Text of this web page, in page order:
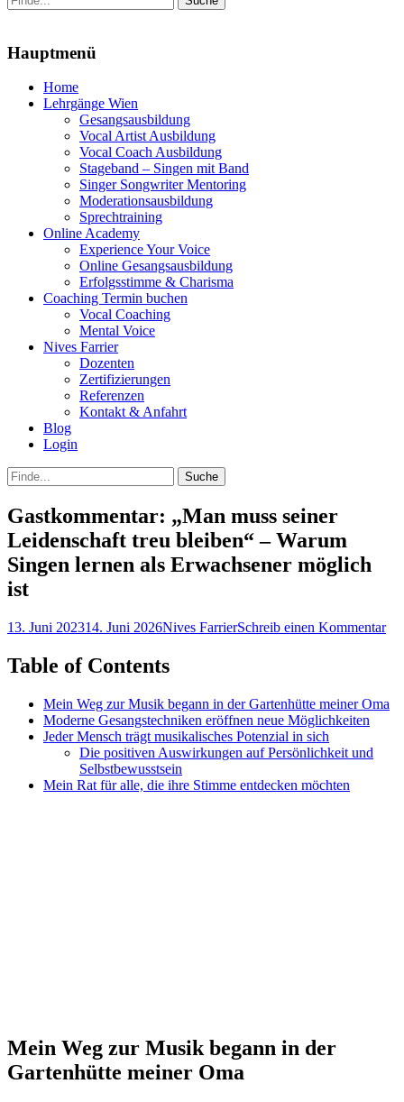
nach:
Hauptmenü
Zum
Inhalt
Home
Lehrgänge Wien
Gesangsausbildung
Vocal Artist Ausbildung
Vocal Coach Ausbildung
Stageband – Singen mit Band
Singer Songwriter Mentoring
Moderationsausbildung
Sprechtraining
Online Academy
Experience Your Voice
Online Gesangsausbildung
Erfolgsstimme & Charisma
Coaching Termin buchen
Vocal Coaching
Mental Voice
Nives Farrier
Dozenten
Zertifizierungen
Referenzen
Kontakt & Anfahrt
Blog
Login
bei
der
Suche
Suche
nach:
Gastkommentar: „Man muss seiner
Leidenschaft treu bleiben“ – Warum
Singen lernen als Erwachsener möglich
ist
Posted
13. Juni 202314. Juni 2026Autor
Nives FarrierSchreib einen Kommentar
Table of Contents
Mein Weg zur Musik begann in der Gartenhütte meiner Oma
Moderne Gesangstechniken eröffnen neue Möglichkeiten
Jeder Mensch trägt musikalisches Potenzial in sich
Die positiven Auswirkungen auf Persönlichkeit und
Selbstbewusstsein
Mein Rat für alle, die ihre Stimme entdecken möchten
Mein Weg zur Musik begann in der
Gartenhütte meiner Oma